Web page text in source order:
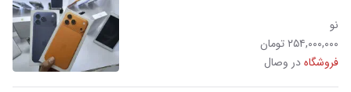
نو
۲۵۴,۰۰۰,۰۰۰ تومان
فروشگاهدر وصال